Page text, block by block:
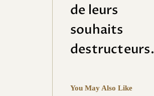
de leurs
souhaits
destructeurs.
You May Also Like
RS
La